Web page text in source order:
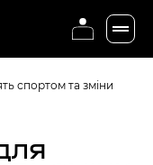
спортом та зміни